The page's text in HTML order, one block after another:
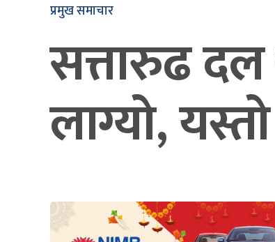
प्रमुख समाचार
सत्तारुढ
लाग्यो,